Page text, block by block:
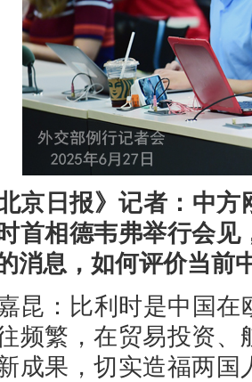
北京日报》记者：中
首相德韦弗举行会
消息，如何评价当前
昆：比利时是中国在
频繁，在贸易投资
成果，切实造福两